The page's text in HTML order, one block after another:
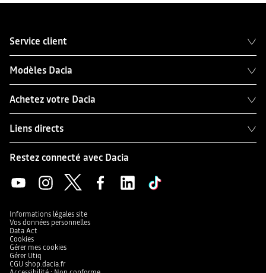
Service client
Modèles Dacia
Achetez votre Dacia
Liens directs
Restez connecté avec Dacia
Informations légales site
Vos données personnelles
Data Act
Cookies
Gérer mes cookies
Gérer Utiq
CGU shop.dacia.fr